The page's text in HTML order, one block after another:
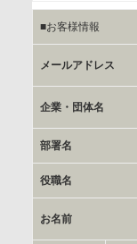
お客様のご氏名
郵便番号、住所
c.第三者への提
書類の送付又は
d.提供先および管
■お客様情報
メールアドレス
企業・団体名
部署名
役職名
お名前